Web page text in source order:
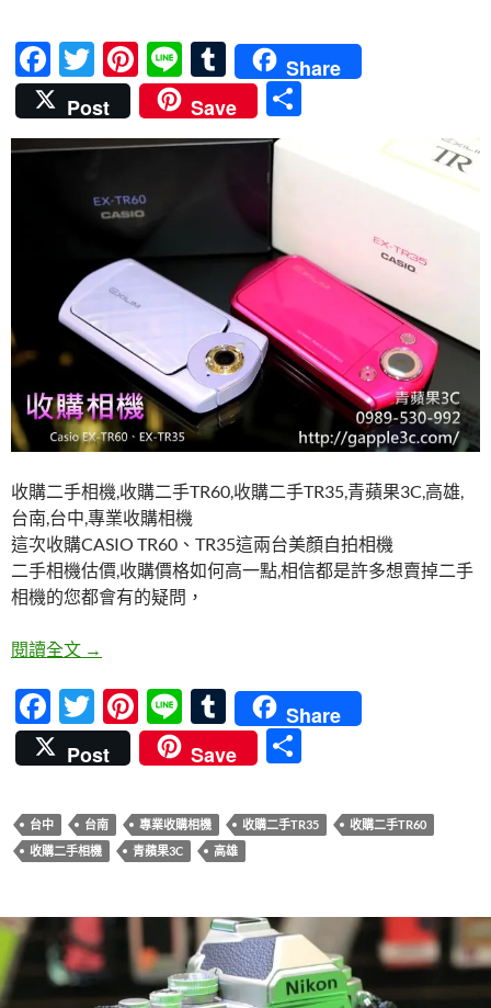
F
ac
e
b
T
w
itt
Pi
nt
er
t
Li
n
e
T
u
m
Share
Post
Save
收購二手相機,收購二手TR60,收購二手TR35,青蘋果3C,高雄,
台南,台中,專業收購相機
這次收購CASIO TR60、TR35這兩台美顏自拍相機
二手相機估價,收購價格如何高一點,相信都是許多想賣掉二手
相機的您都會有的疑問，
閱讀全文 收購二手相機,收購二手TR60,收購二手TR35,青蘋果
→
F
ac
e
b
o
k
T
w
itt
er
Pi
nt
er
es
t
Li
n
e
T
u
m
bl
r
Share
Post
Save
台中 台南 專業收購相機 收購二手TR35
收購二手TR60
收購二手相機
青蘋果3C 高雄